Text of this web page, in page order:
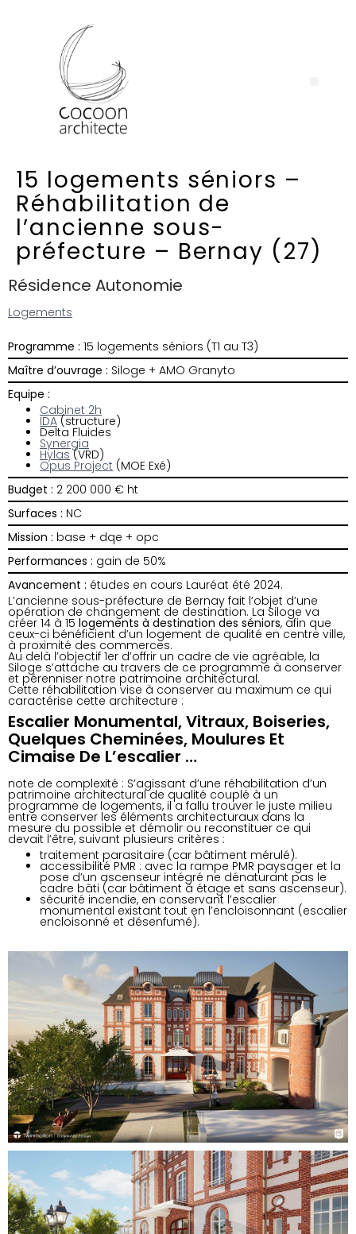
15 logements séniors –
Réhabilitation de
l’ancienne sous-
préfecture – Bernay (27)
Résidence Autonomie
Logements
Programme : 15 logements séniors (T1 au T3)
Maître d’ouvrage : Siloge + AMO Granyto
Equipe :
Cabinet 2h
IDA (structure)
Delta Fluides
Synergia
Hylas (VRD)
Opus Project (MOE Exé)
Budget : 2 200 000 € ht
Surfaces : NC
Mission : base + dqe + opc
Performances : gain de 50%
Avancement : études en cours Lauréat été 2024.
L’ancienne sous-préfecture de Bernay fait l’objet d’une
opération de changement de destination. La Siloge va
créer 14 à 15 logements à destination des séniors, afin que
ceux-ci bénéficient d’un logement de qualité en centre ville,
à proximité des commerces.
Au delà l’objectif 1er d’offrir un cadre de vie agréable, la
Siloge s’attache au travers de ce programme à conserver
et pérenniser notre patrimoine architectural.
Cette réhabilitation vise à conserver au maximum ce qui
caractérise cette architecture :
Escalier Monumental, Vitraux, Boiseries,
Quelques Cheminées, Moulures Et
Cimaise De L’escalier …
note de complexité : S’agissant d’une réhabilitation d’un
patrimoine architectural de qualité couplé à un
programme de logements, il a fallu trouver le juste milieu
entre conserver les éléments architecturaux dans la
mesure du possible et démolir ou reconstituer ce qui
devait l’être, suivant plusieurs critères :
traitement parasitaire (car bâtiment mérulé).
accessibilité PMR : avec la rampe PMR paysager et la
pose d’un ascenseur intégré ne dénaturant pas le
cadre bâti (car bâtiment à étage et sans ascenseur).
sécurité incendie, en conservant l’escalier
monumental existant tout en l’encloisonnant (escalier
encloisonné et désenfumé).